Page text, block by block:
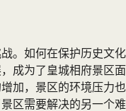
。如何在保护历史文化
成为了皇城相府景区面
加，景区的环境压力也
区需要解决的另一个难